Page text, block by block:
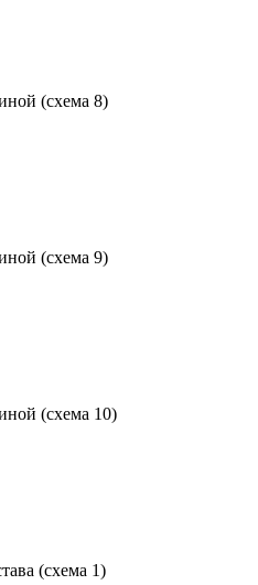
(схема 8)
(схема 9)
(схема 10)
(схема 1)